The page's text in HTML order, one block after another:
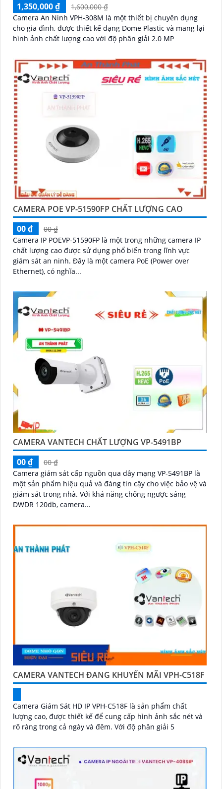
1,350,000 ₫
1,600,000 ₫
Camera An Ninh VPH-308M là một thiết bị chuyên dụng
cho gia đình, được thiết kế dạng Dome Plastic và mang lại
hình ảnh chất lượng cao với độ phân giải 2.0 MP
CAMERA POE VP-51590FP CHẤT LƯỢNG CAO
00 ₫
00 ₫
Camera IP POEVP-51590FP là một trong những camera IP
chất lượng cao được sử dụng phổ biến trong lĩnh vực
giám sát an ninh. Đây là một camera PoE (Power over
Ethernet), có nghĩa...
CAMERA VANTECH CHẤT LƯỢNG VP-5491BP
00 ₫
00 ₫
Camera giám sát cấp nguồn qua dây mạng VP-5491BP là
một sản phẩm hiệu quả và đáng tin cậy cho việc bảo vệ và
giám sát trong nhà. Với khả năng chống ngược sáng
DWDR 120db, camera...
CAMERA VANTECH ĐANG KHUYẾN MÃI VPH-C518F
Camera Giám Sát HD IP VPH-C518F là sản phẩm chất
lượng cao, được thiết kế để cung cấp hình ảnh sắc nét và
rõ ràng trong cả ngày và đêm. Với độ phân giải 5